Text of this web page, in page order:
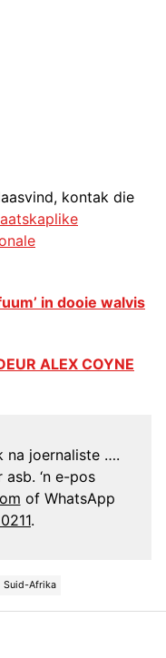
kontak die
in dooie walvis
ALEX COYNE
na joernaliste ….
‘n e-pos
of WhatsApp
.
Suid-Afrika